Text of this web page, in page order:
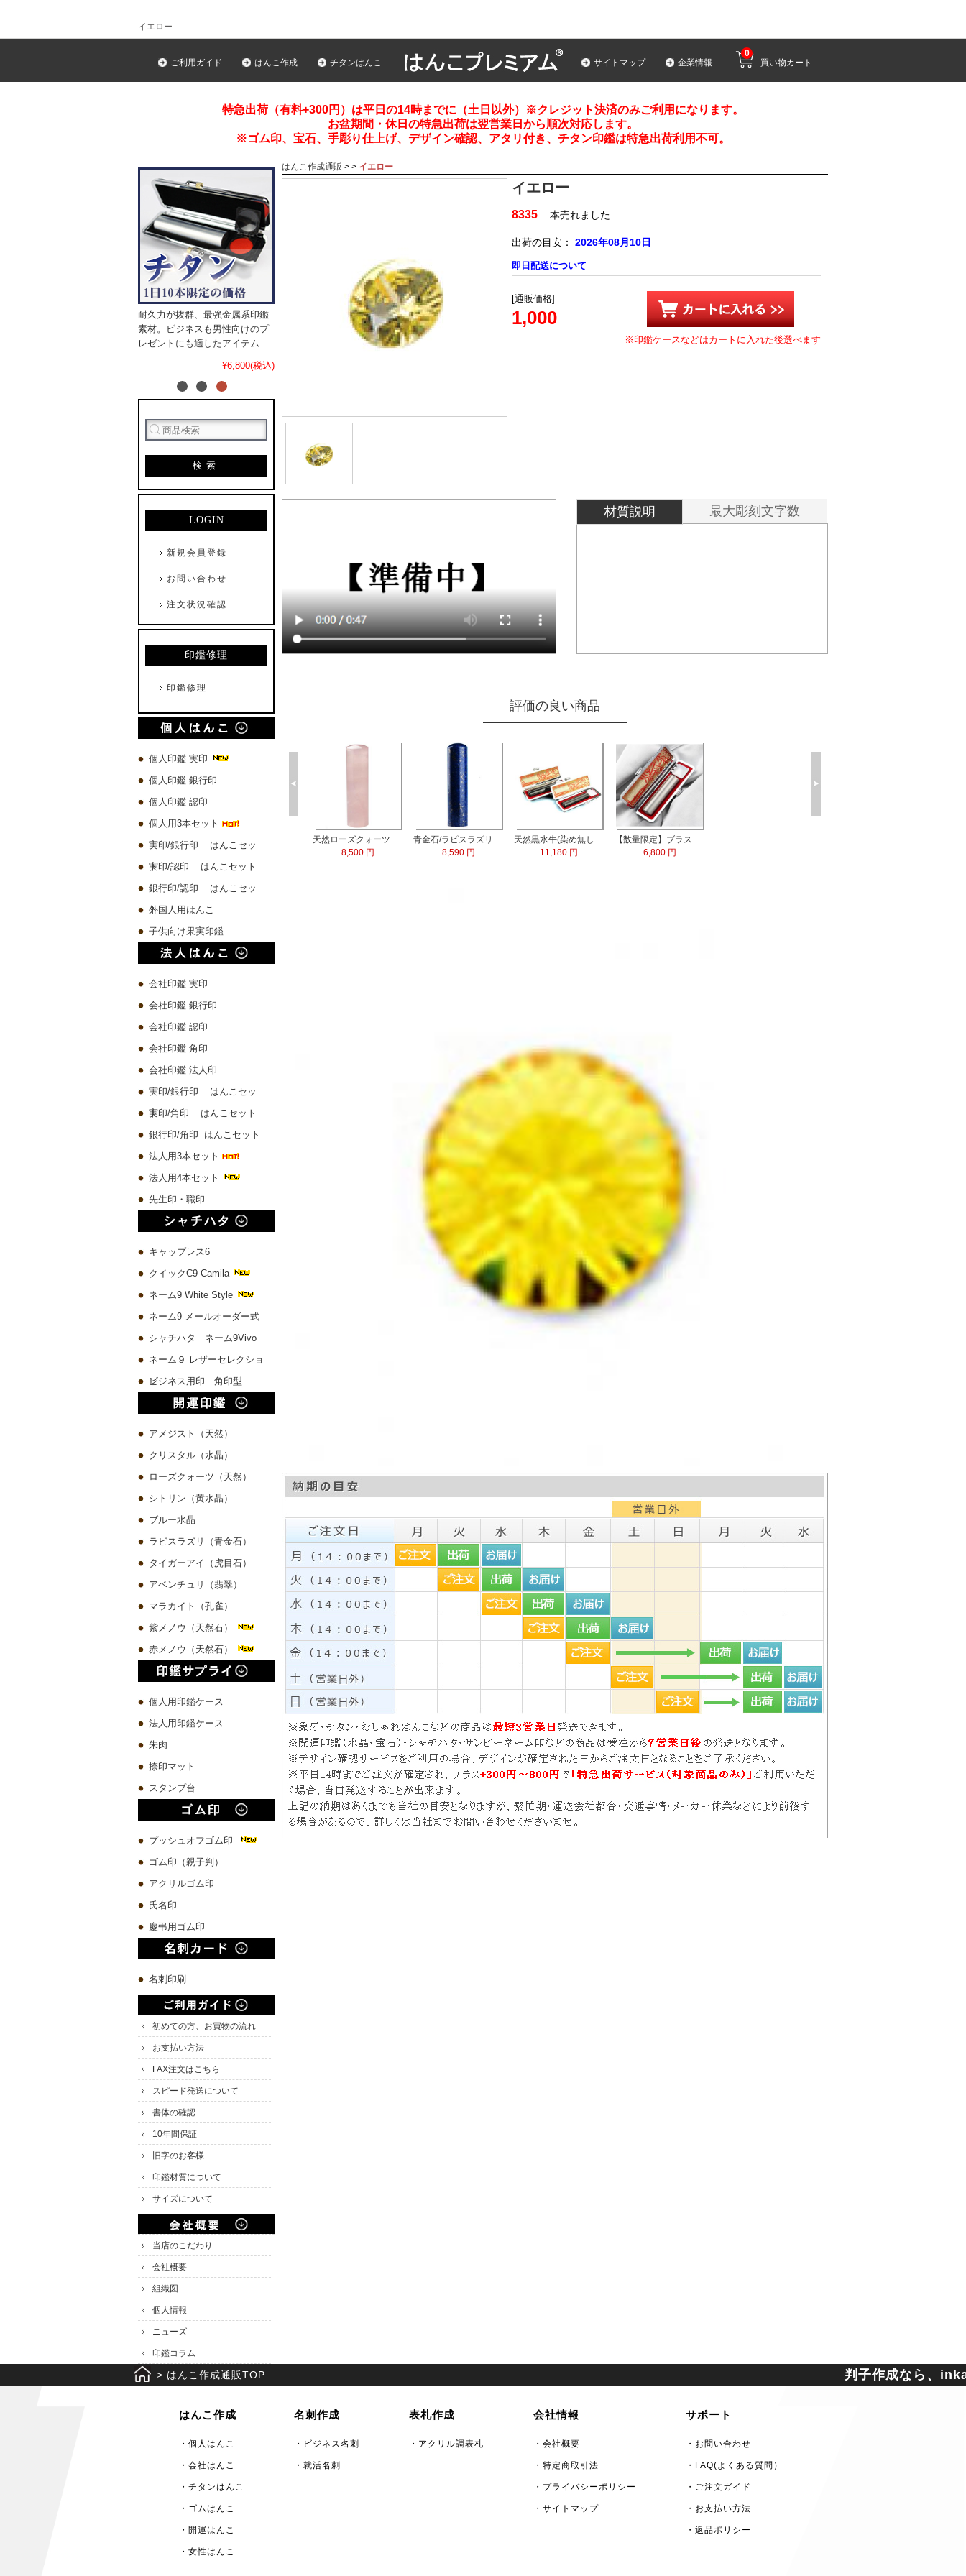
イエロー
ご利用ガイド はんこ作成 チタンはんこ サイトマップ 企業情報 買い物カート
0
特急出荷（有料+300円）は平日の14時までに（土日以外）※クレジット決済のみご利用になります。
お盆期間・休日の特急出荷は翌営業日から順次対応します。
※ゴム印、宝石、手彫り仕上げ、デザイン確認、アタリ付き、チタン印鑑は特急出荷利用不可。
耐久力が抜群、最強金属系印鑑
素材。ビジネスも男性向けのプ
レゼントにも適したアイテム。
¥6,800(税込)
検索
LOGIN
新規会員登録
お問い合わせ
注文状況確認
印鑑修理
印鑑修理
個人印鑑 実印
個人印鑑 銀行印
個人印鑑 認印
個人用3本セット
実印/銀行印 はんこセッ
ト
実印/認印 はんこセット
銀行印/認印 はんこセッ
ト
外国人用はんこ
子供向け果実印鑑
会社印鑑 実印
会社印鑑 銀行印
会社印鑑 認印
会社印鑑 角印
会社印鑑 法人印
実印/銀行印 はんこセッ
ト
実印/角印 はんこセット
銀行印/角印 はんこセット
法人用3本セット
法人用4本セット
先生印・職印
キャップレス6
クイックC9 Camila
ネーム9 White Style
ネーム9 メールオーダー式
シャチハタ ネーム9Vivo
ネーム９ レザーセレクショ
ン
ビジネス用印 角印型
アメジスト（天然）
クリスタル（水晶）
ローズクォーツ（天然）
シトリン（黄水晶）
ブルー水晶
ラビスラズリ（青金石）
タイガーアイ（虎目石）
アベンチュリ（翡翠）
マラカイト（孔雀）
紫メノウ（天然石）
赤メノウ（天然石）
個人用印鑑ケース
法人用印鑑ケース
朱肉
捺印マット
スタンプ台
プッシュオフゴム印
ゴム印（親子判）
アクリルゴム印
氏名印
慶弔用ゴム印
名刺印刷
初めての方、お買物の流れ
お支払い方法
FAX注文はこちら
スピード発送について
書体の確認
10年間保証
旧字のお客様
印鑑材質について
サイズについて
当店のこだわり
会社概要
組織図
個人情報
ニューズ
印鑑コラム
はんこ作成通販 > > イエロー
イエロー
8335 本売れました
出荷の目安： 2026年08月10日
即日配送について
[通販価格]
1,000
※印鑑ケースなどはカートに入れた後選べます
材質説明 最大彫刻文字数
評価の良い商品
天然ローズクォーツ水晶 実印13.5mm
8,500 円
青金石/ラピスラズリ 実印60x15.0mm
天然黒水牛(染め無し) 実印60x16.5mm/銀行印60x13.5mm 2本セット
11,180 円
【数量限定】ブラストチタン印鑑 印鑑ケース付
プレミアムウッド茶 実印60x13.5mm/銀行印60x12.0mm/認印60x10.5mm 3本セット
8,680 円
10,580 円
> はんこ作成通販TOP 判子作成なら、
はんこ作成
・個人はんこ
・会社はんこ
・チタンはんこ
・ゴムはんこ
・開運はんこ
・女性はんこ
名刺作成
・ビジネス名刺
・就活名刺
表札作成
・アクリル調表札
会社情報
・会社概要
・特定商取引法
・プライバシーポリシー
・サイトマップ
サポート
・お問い合わせ
・FAQ(よくある質問）
・ご注文ガイド
・お支払い方法
・返品ポリシー